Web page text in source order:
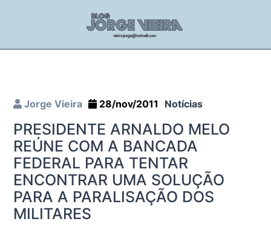
Jorge Vieira 28/nov/2011 Notícias
PRESIDENTE ARNALDO MELO
REÚNE COM A BANCADA
FEDERAL PARA TENTAR
ENCONTRAR UMA SOLUÇÃO
PARA A PARALISAÇÃO DOS
MILITARES